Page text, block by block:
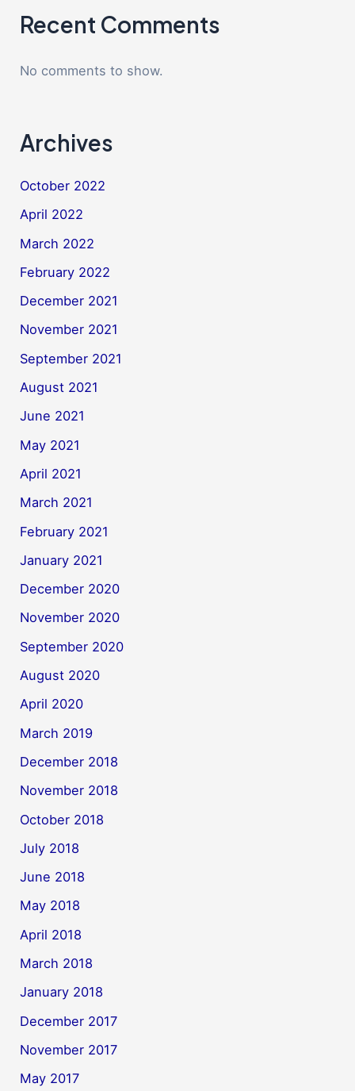
Recent Comments
No comments to show.
Archives
October 2022
April 2022
March 2022
February 2022
December 2021
November 2021
September 2021
August 2021
June 2021
May 2021
April 2021
March 2021
February 2021
January 2021
December 2020
November 2020
September 2020
August 2020
April 2020
March 2019
December 2018
November 2018
October 2018
July 2018
June 2018
May 2018
April 2018
March 2018
January 2018
December 2017
November 2017
May 2017